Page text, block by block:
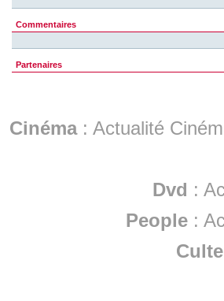
Commentaires
Partenaires
Cinéma: Actualité
Dvd :
People :
Culte